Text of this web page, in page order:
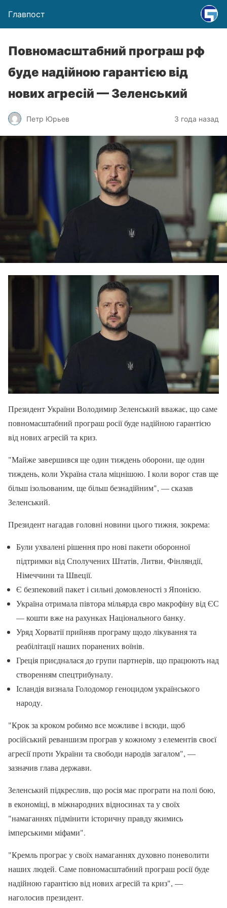
Главпост
Повномасштабний програш рф
буде надійною гарантією від
нових агресій — Зеленський
Петр Юрьев 3 года назад
Президент України Володимир Зеленський вважає, що саме
повномасштабний програш росії буде надійною гарантією
від нових агресій та криз.
"Майже завершився ще один тиждень оборони, ще один
тиждень, коли Україна стала міцнішою. І коли ворог став ще
більш ізольованим, ще більш безнадійним", — сказав
Зеленський.
Президент нагадав головні новини цього тижня, зокрема:
Були ухвалені рішення про нові пакети оборонної
підтримки від Сполучених Штатів, Литви, Фінляндії,
Німеччини та Швеції.
Є безпековий пакет і сильні домовленості з Японією.
Україна отримала півтора мільярда євро макрофіну від ЄС
— кошти вже на рахунках Національного банку.
Уряд Хорватії прийняв програму щодо лікування та
реабілітації наших поранених воїнів.
Греція приєдналася до групи партнерів, що працюють над
створенням спецтрибуналу.
Ісландія визнала Голодомор геноцидом українського
народу.
"Крок за кроком робимо все можливе і всюди, щоб
російський реваншизм програв у кожному з елементів своєї
агресії проти України та свободи народів загалом", —
зазначив глава держави.
Зеленський підкреслив, що росія має програти на полі бою,
в економіці, в міжнародних відносинах та у своїх
"намаганнях підмінити історичну правду якимись
імперськими міфами".
"Кремль програє у своїх намаганнях духовно поневолити
наших людей. Саме повномасштабний програш росії буде
надійною гарантією від нових агресій та криз", —
наголосив президент.